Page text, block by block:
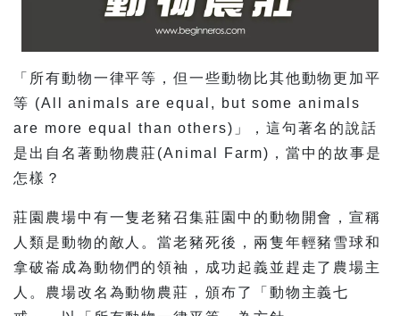
「所有動物一律平等，但一些動物比其他動物更加平
等 (All animals are equal, but some animals
are more equal than others)」，這句著名的說話
是出自名著動物農莊(Animal Farm)，當中的故事是
怎樣？
莊園農場中有一隻老豬召集莊園中的動物開會，宣稱
人類是動物的敵人。當老豬死後，兩隻年輕豬雪球和
拿破崙成為動物們的領袖，成功起義並趕走了農場主
人。農場改名為動物農莊，頒布了「動物主義七